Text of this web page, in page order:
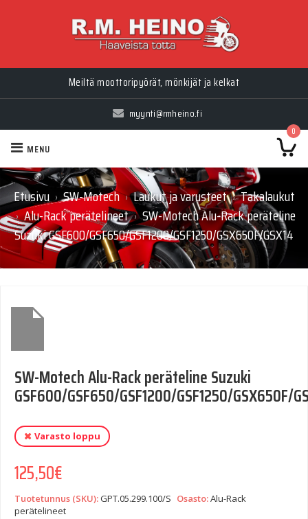
Meiltä moottoripyörät, mönkijät ja kelkat
myynti@rmheino.fi
0
MENU
Etusivu › SW-Motech › Laukut ja varusteet › Takalaukut
› Alu-Rack perätelineet › SW-Motech Alu-Rack peräteline
Suzuki GSF600/GSF650/GSF1200/GSF1250/GSX650F/GSX14
SW-Motech Alu-Rack peräteline Suzuki
GSF600/GSF650/GSF1200/GSF1250/GSX650F/
Varasto loppu
125,50€
Tuotetunnus (SKU):GPT.05.299.100/S Osasto:Alu-Rack
perätelineet